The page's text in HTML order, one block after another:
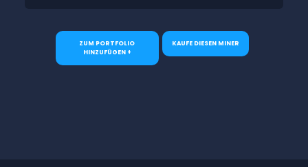
ZUM PORTFOLIO
HINZUFÜGEN +
KAUFE DIESEN MINER